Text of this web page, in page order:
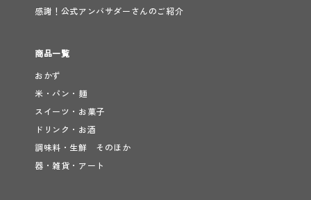
感謝！公式アンバサダーさんのご紹介
商品一覧
おかず
米・パン・麺
スイーツ・お菓子
ドリンク・お酒
調味料・生鮮 そのほか
器・雑貨・アート